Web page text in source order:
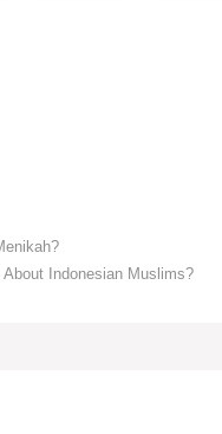
Indonesian Muslims?